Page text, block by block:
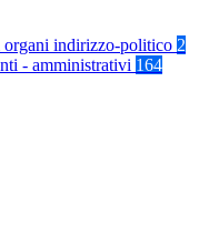
organi indirizzo-politico 2
- amministrativi 164